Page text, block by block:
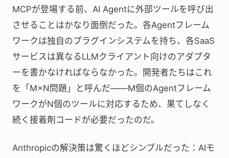
MCPが登場する前、AI Agentに外部ツールを呼び出
させることはかなり面倒だった。各Agentフレーム
ワークは独自のプラグインシステムを持ち、各SaaS
サービスは異なるLLMクライアント向けのアダプタ
ーを書かなければならなかった。開発者たちはこれ
を「M×N問題」と呼んだ——M個のAgentフレーム
ワークがN個のツールに対応するため、果てしなく
続く接着剤コードが必要だったのだ。
Anthropicの解決策は驚くほどシンプルだった：AIモ